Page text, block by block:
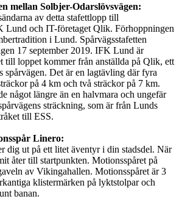
mellan Solbjer-Odarslövsvägen:
av detta stafettlopp till
Lund och IT-företaget Qlik. Förhoppningen
i Lund. Spårvägsstafetten
17 september 2019. IFK Lund är
till loppet kommer från anställda på Qlik, ett
spårvägen. Det är en lagtävling där fyra
på 4 km och två sträckor på 7 km.
något längre än en halvmara och ungefär
sträckning, som är från Lunds
till ESS.
Linero:
dig ut på ett litet äventyr i din stadsdel. När
åter till startpunkten. Motionsspåret på
av Vikingahallen. Motionsspåret är 3
klistermärken på lyktstolpar och
banan.